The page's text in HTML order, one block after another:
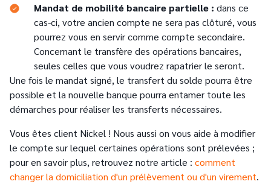
Mandat de mobilité bancaire partielle : dans ce
cas-ci, votre ancien compte ne sera pas clôturé, vous
pourrez vous en servir comme compte secondaire.
Concernant le transfère des opérations bancaires,
seules celles que vous voudrez rapatrier le seront.
Une fois le mandat signé, le transfert du solde pourra être
possible et la nouvelle banque pourra entamer toute les
démarches pour réaliser les transferts nécessaires.
Vous êtes client Nickel ! Nous aussi on vous aide à modifier
le compte sur lequel certaines opérations sont prélevées ;
pour en savoir plus, retrouvez notre article : comment
changer la domiciliation d'un prélèvement ou d'un virement.